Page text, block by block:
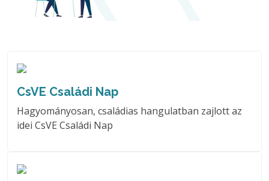
CsVE Családi Nap
Hagyományosan, családias hangulatban zajlott az
idei CsVE Családi Nap